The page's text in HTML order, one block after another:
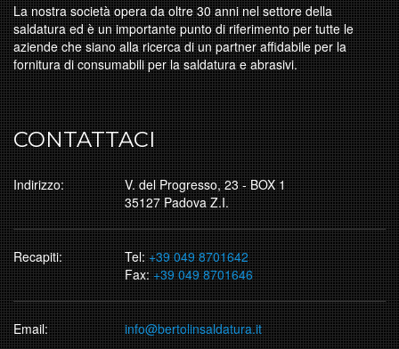
La nostra società opera da oltre 30 anni nel settore della
saldatura ed è un importante punto di riferimento per tutte le
aziende che siano alla ricerca di un partner affidabile per la
fornitura di consumabili per la saldatura e abrasivi.
CONTATTACI
Indirizzo:
V. del Progresso, 23 - BOX 1
35127 Padova Z.I.
Recapiti: Tel:+39 049 8701642
Fax:+39 049 8701646
Email: info@bertolinsaldatura.it